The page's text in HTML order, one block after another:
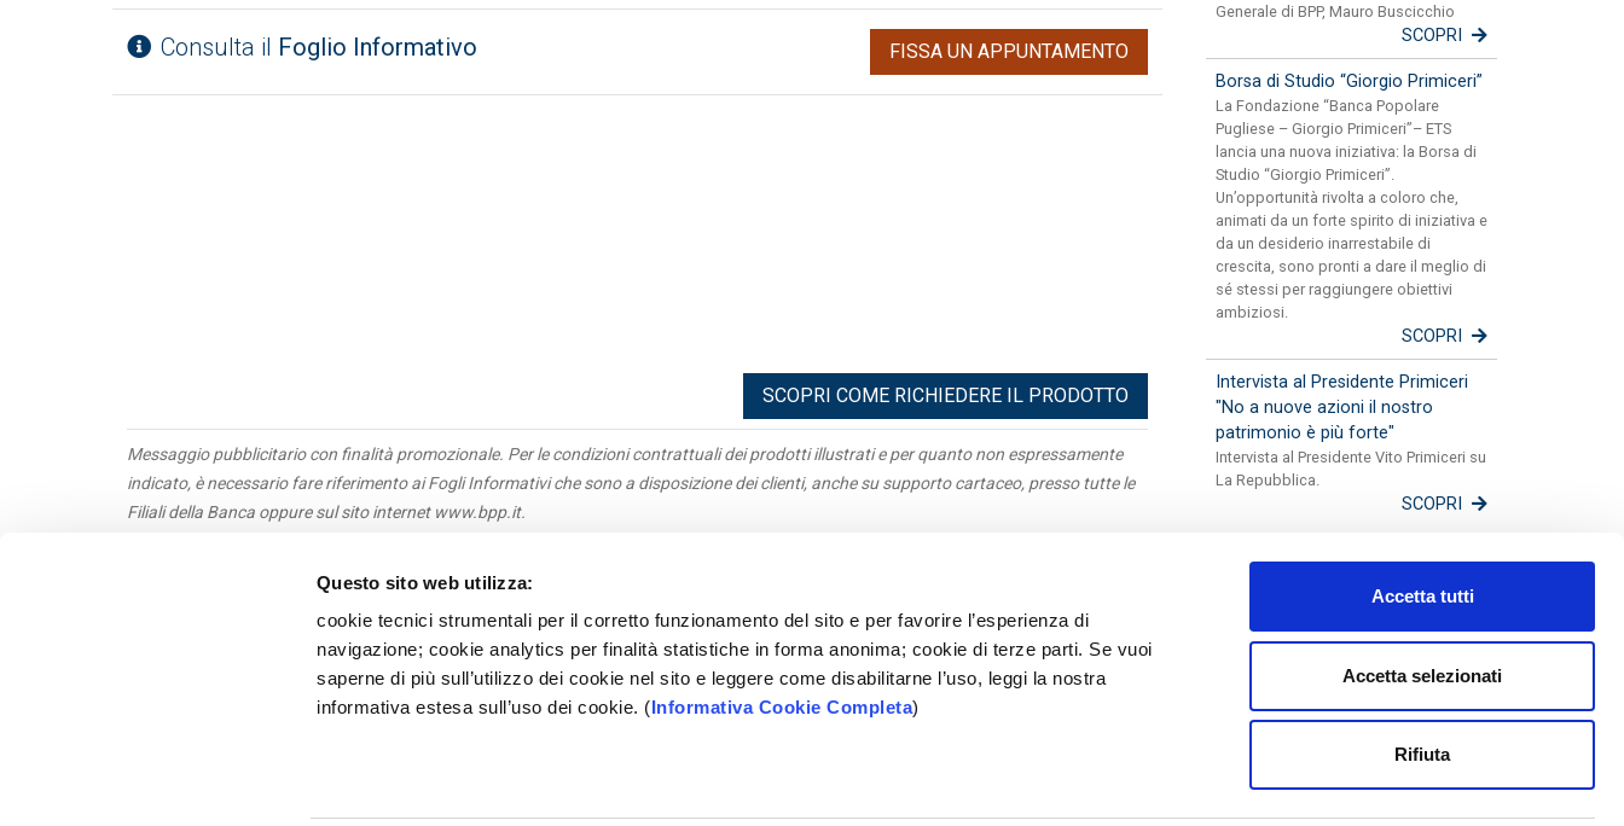
Questo sito web utilizza:
cookie tecnici strumentali per il corretto funzionamento del sito e per favorire l’esperienza di
navigazione; cookie analytics per finalità statistiche in forma anonima; cookie di terze parti. Se vuoi
saperne di più sull’utilizzo dei cookie nel sito e leggere come disabilitarne l’uso, leggi la nostra
informativa estesa sull’uso dei cookie. (Informativa Cookie Completa)
Accetta tutti
Accetta selezionati
Rifiuta
Consulta il Foglio Informativo FISSA UN APPUNTAMENTO
SCOPRI COME RICHIEDERE IL PRODOTTO
Messaggio pubblicitario con finalità promozionale. Per le condizioni contrattuali dei prodotti illustrati e per quanto non espressamente
indicato, è necessario fare riferimento ai Fogli Informativi che sono a disposizione dei clienti, anche su supporto cartaceo, presso tutte le
Filiali della Banca oppure sul sito internet www.bpp.it.
Generale di BPP, Mauro Buscicchio
SCOPRI
Borsa di Studio “Giorgio Primiceri”
La Fondazione “Banca Popolare
Pugliese – Giorgio Primiceri”– ETS
lancia una nuova iniziativa: la Borsa di
Studio “Giorgio Primiceri”.
Un’opportunità rivolta a coloro che,
animati da un forte spirito di iniziativa e
da un desiderio inarrestabile di
crescita, sono pronti a dare il meglio di
sé stessi per raggiungere obiettivi
ambiziosi.
SCOPRI
Intervista al Presidente Primiceri
"No a nuove azioni il nostro
patrimonio è più forte"
Intervista al Presidente Vito Primiceri su
La Repubblica.
SCOPRI
Obbligazioni
Privacy
Trasparenza
Terze Parti
Whistleblowing
Parti correlate
Rapporti Dormienti
Sepa
Mifid
Fotogallery
Disconoscimenti